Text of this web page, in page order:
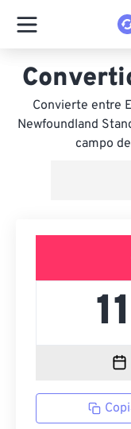
Convierte entre
Newfoundland
campo